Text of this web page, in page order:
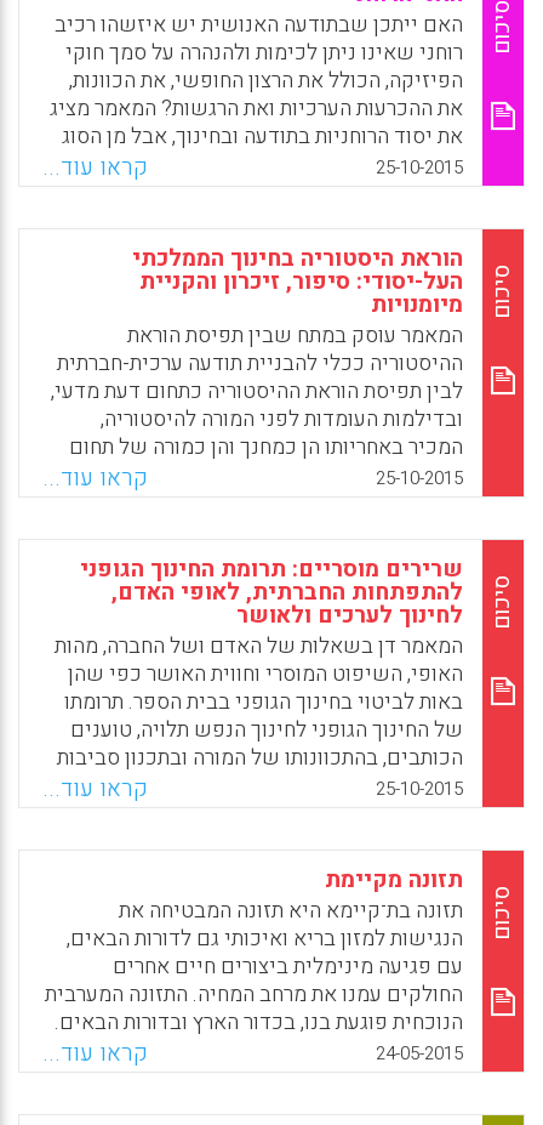
הסגל האקדמי והמנהלי, וברמת המוסד. שיתוף
פעולה בין המוסדות וחיבור שלל הכוחות הפועלים
בתחום פותחים פתח ללמידה הדדית, למפגשים
בין קבוצות שונות בחברה בישראל, ולאמירה
משותפת על תפקידה של מערכת החינוך ביצירת
חברה שוויונית יותר וגזענית פחות (גליה זלמנסון
לוי).
WhatsApp
Facebook
Email
X
סיכום
האם ייתכן שבתודעה האנושית יש איזשהו רכיב
רוחני שאינו ניתן לכימות ולהנהרה על סמך חוקי
הפיזיקה, הכולל את הרצון החופשי, את הכוונות,
את ההכרעות הערכיות ואת הרגשות? המאמר מציג
את יסוד הרוחניות בתודעה ובחינוך, אבל מן הסוג
האתאיסטי, הלא-מיסטי (יקיר שושני).
WhatsApp
Facebook
Email
X
25-10-2015 קראו עוד...
סיכום
הוראת היסטוריה בחינוך הממלכתי
העל-יסודי: סיפור, זיכרון והקניית
מיומנויות
המאמר עוסק במתח שבין תפיסת הוראת
ההיסטוריה ככלי להבניית תודעה ערכית-חברתית
לבין תפיסת הוראת ההיסטוריה כתחום דעת מדעי,
ובדילמות העומדות לפני המורה להיסטוריה,
המכיר באחריותו הן כמחנך והן כמורה של תחום
דעת (ענת קדרון).
WhatsApp
Facebook
Email
X
25-10-2015 קראו עוד...
סיכום
שרירים מוסריים: תרומת החינוך הגופני
להתפתחות החברתית, לאופי האדם,
לחינוך לערכים ולאושר
המאמר דן בשאלות של האדם ושל החברה, מהות
האופי, השיפוט המוסרי וחווית האושר כפי שהן
באות לביטוי בחינוך הגופני בבית הספר. תרומתו
של החינוך הגופני לחינוך הנפש תלויה, טוענים
הכותבים, בהתכוונותו של המורה ובתכנון סביבות
הלמידה (רוני לידור, יצחק רם).
WhatsApp
Facebook
Email
X
25-10-2015 קראו עוד...
סיכום
תזונה מקיימת
תזונה בת־קיימא היא תזונה המבטיחה את
הנגישות למזון בריא ואיכותי גם לדורות הבאים,
עם פגיעה מינימלית ביצורים חיים אחרים
החולקים עמנו את מרחב המחיה. התזונה המערבית
הנוכחית פוגעת בנו, בכדור הארץ ובדורות הבאים.
מה אפשר לעשות? להשקיע בחינוך לתזונה
בריאה ובת־קיימא. לא רק בילדים, גם במבוגרים
(חיים חביב).
24-05-2015 קראו עוד...